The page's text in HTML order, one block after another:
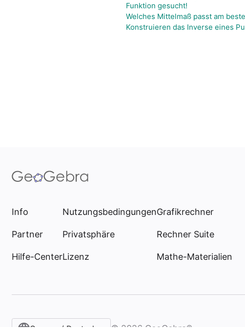
Funktion gesucht!
Welches Mittelmaß passt am
Konstruieren das Inverse eines
Info
Partner
Hilfe-Center
Nutzungsbedingungen
Privatsphäre
Lizenz
Grafikrechner
Rechner Suite
Mathe-Materialien